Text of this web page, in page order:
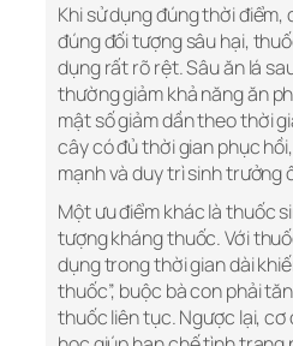
Khi sử dụng đúng thời điểm,
đúng đối tượng sâu hại,
dụng rất rõ rệt. Sâu ăn lá
thường giảm khả năng ăn
mật số giảm dần theo thời
cây có đủ thời gian phục
mạnh và duy trì sinh trưởng
Một ưu điểm khác là thuốc
tượng kháng thuốc. Với
dụng trong thời gian dài
thuốc”, buộc bà con phải
thuốc liên tục. Ngược lại,